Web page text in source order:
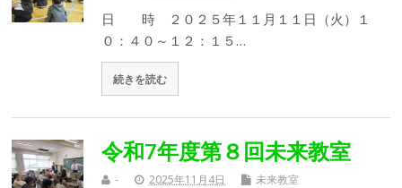
日 時 ２０２５年１１月１１日（火）１
０：４０～１２：１５…
続きを読む
令和7年度第８回未来教室
- 2025年11月4日 未来教室